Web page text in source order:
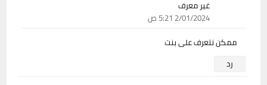
غير معرف
2/01/2024 5:21 ص
ممكن نتعرف على بنت
رد